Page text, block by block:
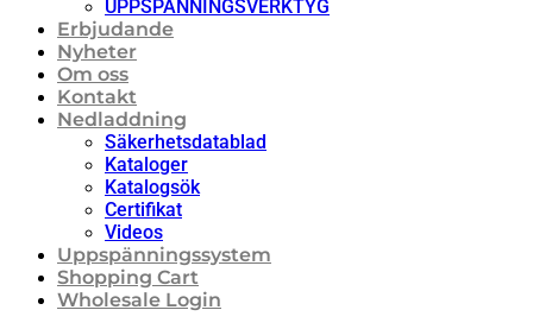
UPPSPÄNNINGSVERKTYG
Erbjudande
Nyheter
Om oss
Kontakt
Nedladdning
Säkerhetsdatablad
Kataloger
Katalogsök
Certifikat
Videos
Uppspänningssystem
Shopping Cart
Wholesale Login